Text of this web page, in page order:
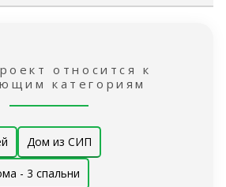
относится к
категориям
Дом из СИП
- 3 спальни